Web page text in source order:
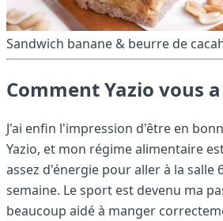
Sandwich banane & beurre de
Comment Yazio vous
J'ai enfin l'impression d'être en
Yazio, et mon régime alimentaire
assez d'énergie pour aller à la salle
semaine. Le sport est devenu ma
beaucoup aidé à manger